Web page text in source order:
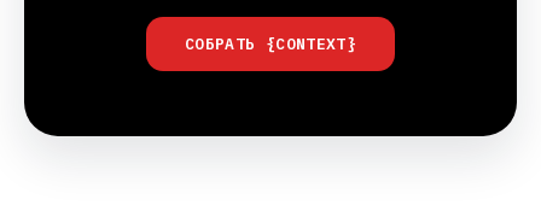
СОБРАТЬ {CONTEXT}